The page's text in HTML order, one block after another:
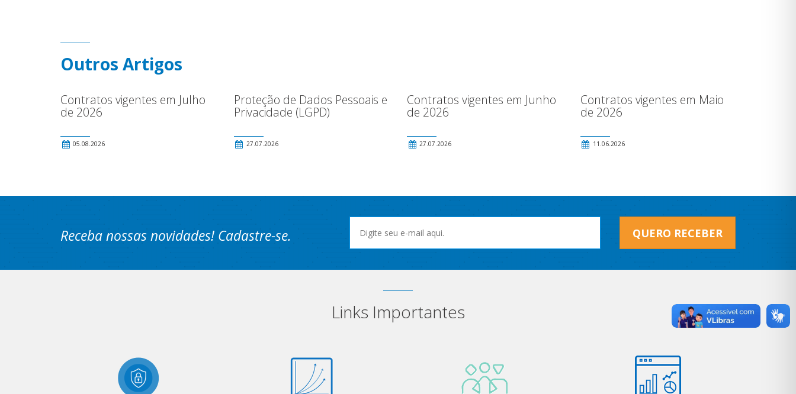
Outros Artigos
Contratos vigentes em Julho
de 2026
05.08.2026
Proteção de Dados Pessoais e
Privacidade (LGPD)
27.07.2026
Contratos vigentes em Junho
de 2026
27.07.2026
Contratos vigentes em Maio
de 2026
11.06.2026
Receba nossas novidades! Cadastre-se. QUERO RECEBER
Links Importantes